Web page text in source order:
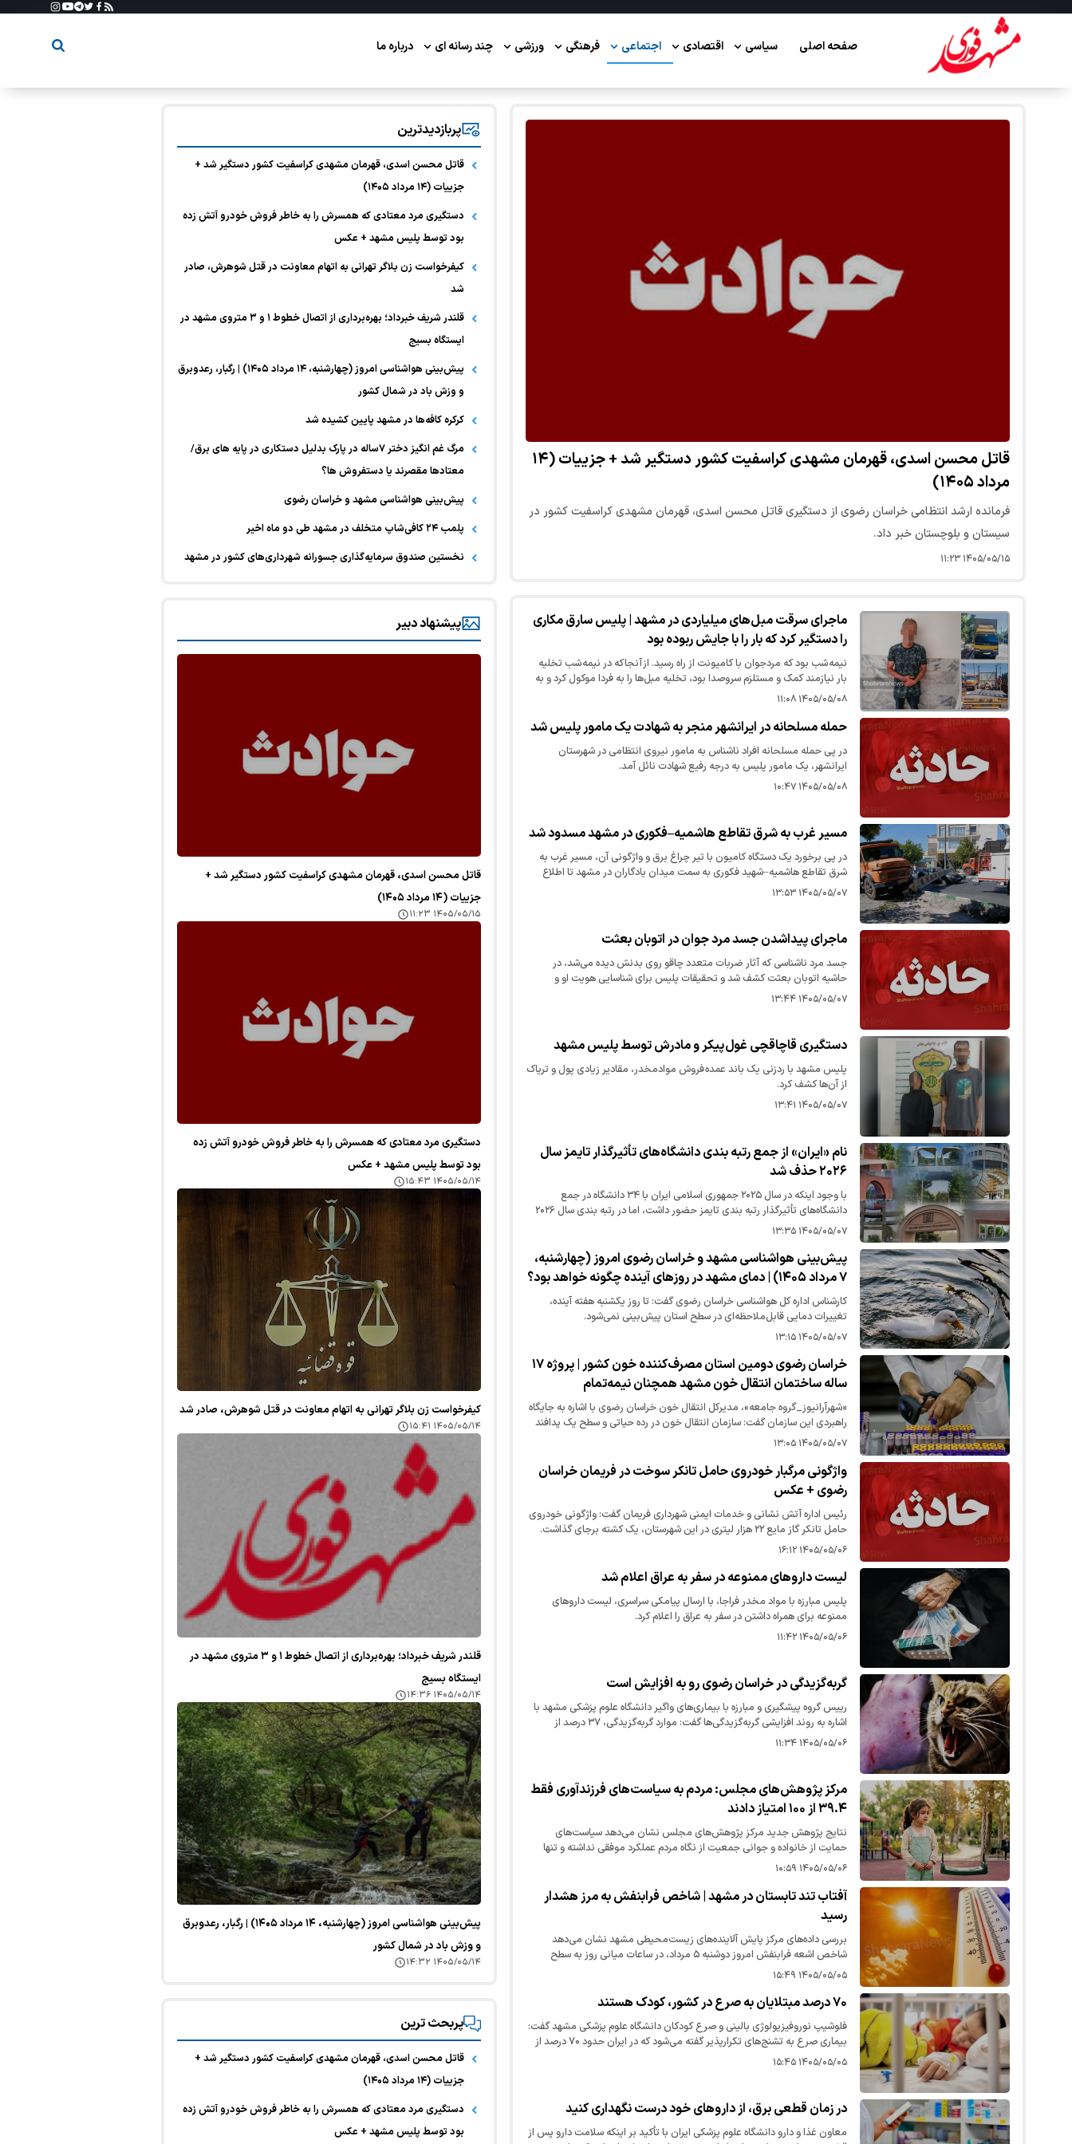
صفحه اصلی سیاسی اقتصادی اجتماعی فرهنگی ورزشی چند رسانه ای درباره ما
قاتل محسن اسدی، قهرمان مشهدی کراسفیت کشور دستگیر شد + جزییات (۱۴
مرداد ۱۴۰۵)
فرمانده ارشد انتظامی خراسان رضوی از دستگیری قاتل محسن اسدی، قهرمان مشهدی کراسفیت کشور در
سیستان و بلوچستان خبر داد.
۱۴۰۵/۰۵/۱۵ ۱۱:۲۳
ماجرای سرقت مبل‌های میلیاردی در مشهد | پلیس سارق مکاری
را دستگیر کرد که بار را با جایش ربوده بود
نیمه شب بود که مردجوان با کامیونت از راه رسید. از آنجا که در نیمه شب تخلیه
بار نیازمند کمک و مستلزم سروصدا بود، تخلیه مبل‌ها را به فردا موکول کرد و به
خانه رفت، صبح فردا وقتی به محل پارک کامیونت…
۱۴۰۵/۰۵/۰۸ ۱۱:۰۸
حمله مسلحانه در ایرانشهر منجر به شهادت یک مامور پلیس شد
در پی حمله مسلحانه افراد ناشناس به مامور نیروی انتظامی در شهرستان
ایرانشهر، یک مامور پلیس به درجه رفیع شهادت نائل آمد.
۱۴۰۵/۰۵/۰۸ ۱۰:۴۷
مسیر غرب به شرق تقاطع هاشمیه–فکوری در مشهد مسدود شد
در پی برخورد یک دستگاه کامیون با تیر چراغ برق و واژگونی آن، مسیر غرب به
شرق تقاطع هاشمیه–شهید فکوری به سمت میدان یادگاران در مشهد تا اطلاع
ثانوی مسدود شد و از شهروندان خواسته شده است از مسیر‌های…
۱۴۰۵/۰۵/۰۷ ۱۳:۵۳
ماجرای پیداشدن جسد مرد جوان در اتوبان بعثت
جسد مرد ناشناسی که آثار ضربات متعدد چاقو روی بدنش دیده می‌شد، در
حاشیه اتوبان بعثت کشف شد و تحقیقات پلیس برای شناسایی هویت او و
دستگیری عامل یا عاملان این جنایت آغاز شده است.
۱۴۰۵/۰۵/۰۷ ۱۳:۴۴
دستگیری قاچاقچی غول پیکر و مادرش توسط پلیس مشهد
پلیس مشهد با ردزنی یک باند عمده فروش موادمخدر، مقادیر زیادی پول و تریاک
از آن‌ها کشف کرد.
۱۴۰۵/۰۵/۰۷ ۱۳:۴۱
نام «ایران» از جمع رتبه بندی دانشگاه‌های تأثیرگذار تایمز سال
۲۰۲۶ حذف شد
با وجود اینکه در سال ۲۰۲۵ جمهوری اسلامی ایران با ۳۴ دانشگاه در جمع
دانشگاه‌های تأثیرگذار رتبه بندی تایمز حضور داشت، اما در رتبه بندی سال ۲۰۲۶
حضور ندارد.
۱۴۰۵/۰۵/۰۷ ۱۳:۳۵
پیش‌بینی هواشناسی مشهد و خراسان رضوی امروز (چهارشنبه،
۷ مرداد ۱۴۰۵) | دمای مشهد در روز‌های آینده چگونه خواهد بود؟
کارشناس اداره کل هواشناسی خراسان رضوی گفت: تا روز یکشنبه هفته آینده،
تغییرات دمایی قابل‌ملاحظه‌ای در سطح استان پیش‌بینی نمی‌شود.
۱۴۰۵/۰۵/۰۷ ۱۳:۱۵
خراسان رضوی دومین استان مصرف‌کننده خون کشور | پروژه ۱۷
ساله ساختمان انتقال خون مشهد همچنان نیمه‌تمام
«شهرآرانیوز_گروه جامعه»، مدیرکل انتقال خون خراسان رضوی با اشاره به جایگاه
راهبردی این سازمان گفت: سازمان انتقال خون در رده حیاتی و سطح یک پدافند
غیرعامل قرار دارد و خراسان رضوی پس از تهران، دومین…
۱۴۰۵/۰۵/۰۷ ۱۳:۰۵
واژگونی مرگبار خودروی حامل تانکر سوخت در فریمان خراسان
رضوی + عکس
رئیس اداره آتش نشانی و خدمات ایمنی شهرداری فریمان گفت: واژگونی خودروی
حامل تانکر گاز مایع ۲۲ هزار لیتری در این شهرستان، یک کشته برجای گذاشت.
۱۴۰۵/۰۵/۰۶ ۱۶:۱۲
لیست دارو‌های ممنوعه در سفر به عراق اعلام شد
پلیس مبارزه با مواد مخدر فراجا، با ارسال پیامکی سراسری، لیست دارو‌های
ممنوعه برای همراه داشتن در سفر به عراق را اعلام کرد.
۱۴۰۵/۰۵/۰۶ ۱۱:۴۲
گربه‌گزیدگی در خراسان رضوی رو به افزایش است
رییس گروه پیشگیری و مبارزه با بیماری‌های واگیر دانشگاه علوم پزشکی مشهد با
اشاره به روند افزایشی گربه‌گزیدگی‌ها گفت: موارد گربه‌گزیدگی، ۳۷ درصد از
حیوان گزیدگی‌ها در مناطق زیر پوشش این دانشگاه در…
۱۴۰۵/۰۵/۰۶ ۱۱:۳۴
مرکز پژوهش‌های مجلس: مردم به سیاست‌های فرزندآوری فقط
۳۹.۴ از ۱۰۰ امتیاز دادند
نتایج پژوهش جدید مرکز پژوهش‌های مجلس نشان می‌دهد سیاست‌های
حمایت از خانواده و جوانی جمعیت از نگاه مردم عملکرد موفقی نداشته و تنها
۳۹.۴ از ۱۰۰ امتیاز کسب کرده است.
۱۴۰۵/۰۵/۰۶ ۱۰:۵۹
آفتاب تند تابستان در مشهد | شاخص فرابنفش به مرز هشدار
رسید
بررسی داده‌های مرکز پایش آلاینده‌های زیست‌محیطی مشهد نشان می‌دهد
شاخص اشعه فرابنفش امروز دوشنبه ۵ مرداد، در ساعات میانی روز به سطح
«زیاد» می‌رسد و شهروندان باید از قرار گرفتن طولانی‌مدت در معرض نور…
۱۴۰۵/۰۵/۰۵ ۱۵:۴۹
۷۰ درصد مبتلایان به صرع در کشور، کودک هستند
فلوشیپ نوروفیزیولوژی بالینی و صرع کودکان دانشگاه علوم پزشکی مشهد گفت:
بیماری صرع به تشنج‌های تکرارپذیر گفته می‌شود که در ایران حدود ۷۰ درصد از
مبتلایان به صرع را کودکان تشکیل می‌دهند و ۳۰ درصد…
۱۴۰۵/۰۵/۰۵ ۱۵:۴۵
در زمان قطعی برق، از دارو‌های خود درست نگهداری کنید
معاون غذا و دارو دانشگاه علوم پزشکی ایران با تأکید بر اینکه سلامت دارو پس از
پربازدیدترین
قاتل محسن اسدی، قهرمان مشهدی کراسفیت کشور دستگیر شد +
جزییات (۱۴ مرداد ۱۴۰۵)
دستگیری مرد معتادی که همسرش را به خاطر فروش خودرو آتش زده
بود توسط پلیس مشهد + عکس
کیفرخواست زن بلاگر تهرانی به اتهام معاونت در قتل شوهرش، صادر
شد
قلندر شریف خبرداد؛ بهره‌برداری از اتصال خطوط ۱ و ۳ متروی مشهد در
ایستگاه بسیج
پیش‌بینی هواشناسی امروز (چهارشنبه، ۱۴ مرداد ۱۴۰۵) | رگبار، رعدوبرق
و وزش باد در شمال کشور
کرکره کافه‌ها در مشهد پایین کشیده شد
مرگ غم انگیز دختر ۷ساله در پارک بدلیل دستکاری در پایه های برق/
معتادها مقصرند یا دستفروش ها؟
پیش‌بینی هواشناسی مشهد و خراسان رضوی
پلمب ۲۴ کافی‌شاپ متخلف در مشهد طی دو ماه اخیر
نخستین صندوق سرمایه‌گذاری جسورانه شهرداری‌های کشور در مشهد
پیشنهاد دبیر
قاتل محسن اسدی، قهرمان مشهدی کراسفیت کشور دستگیر شد +
جزییات (۱۴ مرداد ۱۴۰۵)
۱۴۰۵/۰۵/۱۵ ۱۱:۲۳
دستگیری مرد معتادی که همسرش را به خاطر فروش خودرو آتش زده
بود توسط پلیس مشهد + عکس
۱۴۰۵/۰۵/۱۴ ۱۵:۴۳
کیفرخواست زن بلاگر تهرانی به اتهام معاونت در قتل شوهرش، صادر شد
۱۴۰۵/۰۵/۱۴ ۱۵:۴۱
قلندر شریف خبرداد؛ بهره‌برداری از اتصال خطوط ۱ و ۳ متروی مشهد در
ایستگاه بسیج
۱۴۰۵/۰۵/۱۴ ۱۴:۳۶
پیش‌بینی هواشناسی امروز (چهارشنبه، ۱۴ مرداد ۱۴۰۵) | رگبار، رعدوبرق
و وزش باد در شمال کشور
۱۴۰۵/۰۵/۱۴ ۱۴:۳۲
پربحث ترین
قاتل محسن اسدی، قهرمان مشهدی کراسفیت کشور دستگیر شد +
جزییات (۱۴ مرداد ۱۴۰۵)
دستگیری مرد معتادی که همسرش را به خاطر فروش خودرو آتش زده
بود توسط پلیس مشهد + عکس